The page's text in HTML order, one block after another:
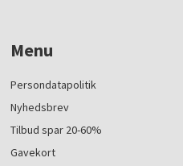
Menu
Persondatapolitik
Nyhedsbrev
Tilbud spar 20-60%
Gavekort